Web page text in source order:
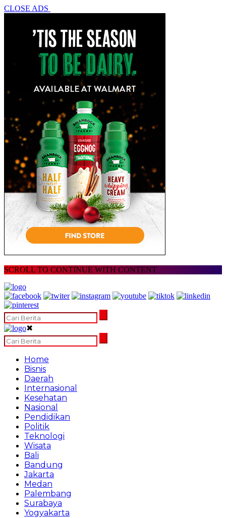
CLOSE ADS
SCROLL TO CONTINUE WITH CONTENT
✖
Home
Bisnis
Daerah
Internasional
Kesehatan
Nasional
Pendidikan
Politik
Teknologi
Wisata
Bali
Bandung
Jakarta
Medan
Palembang
Surabaya
Yogyakarta